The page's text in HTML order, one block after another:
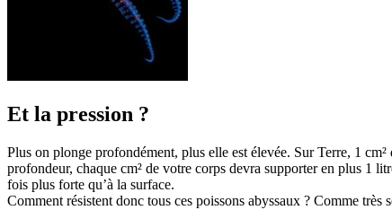
Et la pression ?
Plus on plonge profondément, plus elle est élevée. Sur Terre, 1
profondeur, chaque cm² de votre corps devra supporter en plus 1
fois plus forte qu’à la surface.
Comment résistent donc tous ces poissons abyssaux ? Comme très